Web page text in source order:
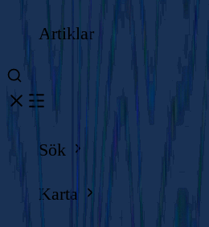
Artiklar
Sök
Karta